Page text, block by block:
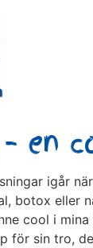
en
igår
botox eller
cool i
för sin tro,